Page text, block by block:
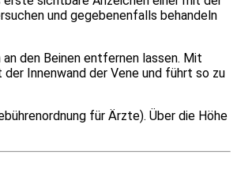
und gegebenenfalls behandeln
den Beinen entfernen lassen. Mit
Innenwand der Vene und führt so zu
für Ärzte). Über die Höhe